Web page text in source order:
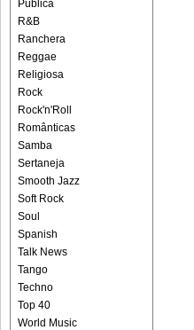
Pública
R&B
Ranchera
Reggae
Religiosa
Rock
Rock'n'Roll
Românticas
Samba
Sertaneja
Smooth Jazz
Soft Rock
Soul
Spanish
Talk News
Tango
Techno
Top 40
World Music